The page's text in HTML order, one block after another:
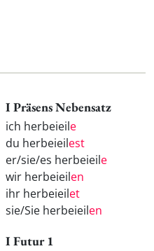
I Präsens Nebensatz
ich herbeieile
du herbeieilest
er/sie/es herbeieile
wir herbeieilen
ihr herbeieilet
sie/Sie herbeieilen
I Futur 1